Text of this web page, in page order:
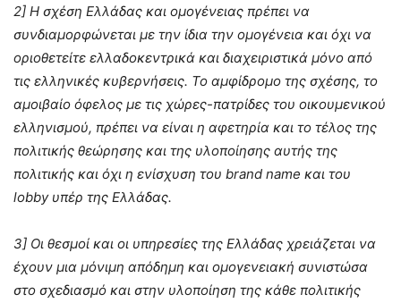
2] Η σχέση Ελλάδας και ομογένειας πρέπει να
συνδιαμορφώνεται με την ίδια την ομογένεια και όχι να
οριοθετείτε ελλαδοκεντρικά και διαχειριστικά μόνο από
τις ελληνικές κυβερνήσεις. Το αμφίδρομο της σχέσης, το
αμοιβαίο όφελος με τις χώρες-πατρίδες του οικουμενικού
ελληνισμού, πρέπει να είναι η αφετηρία και το τέλος της
πολιτικής θεώρησης και της υλοποίησης αυτής της
πολιτικής και όχι η ενίσχυση του brand name και του
lobby υπέρ της Ελλάδας.
3] Οι θεσμοί και οι υπηρεσίες της Ελλάδας χρειάζεται να
έχουν μια μόνιμη απόδημη και ομογενειακή συνιστώσα
στο σχεδιασμό και στην υλοποίηση της κάθε πολιτικής